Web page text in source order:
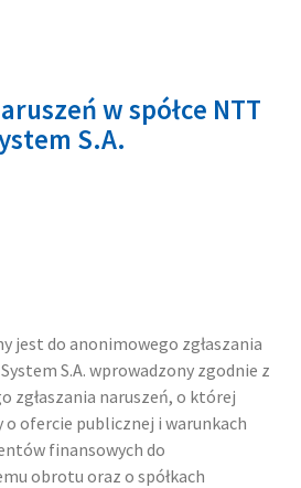
w spółce NTT
S.A.
jest do anonimowego zgłaszania
S.A. wprowadzony zgodnie z
zgłaszania naruszeń, o której
o ofercie publicznej i warunkach
finansowych do
obrotu oraz o spółkach